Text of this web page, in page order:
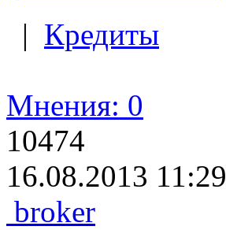
| Кредиты
Мнения: 0
10474
16.08.2013 11:29
broker